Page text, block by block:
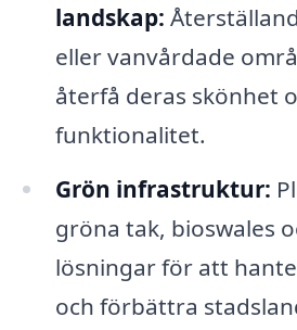
landskap:
eller vanvårdade
återfå deras skönhet
funktionalitet.
Grön infrastruktur:
gröna tak, bioswales
lösningar för att
och förbättra